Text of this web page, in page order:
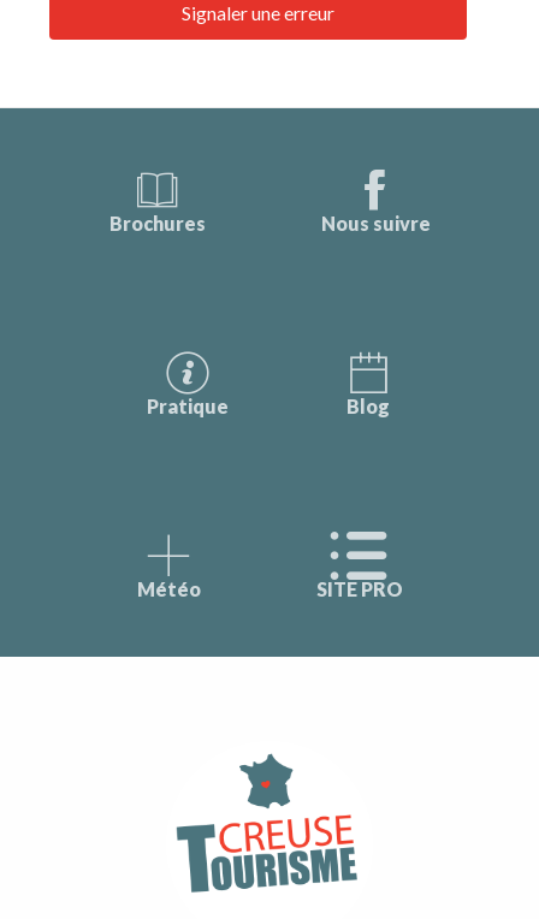
Signaler une erreur
Brochures Nous suivre
Pratique Blog
Météo SITE PRO